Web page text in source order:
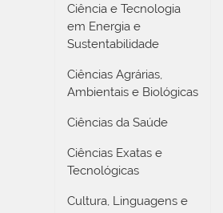
Ciência e Tecnologia
em Energia e
Sustentabilidade
Ciências Agrárias,
Ambientais e Biológicas
Ciências da Saúde
Ciências Exatas e
Tecnológicas
Cultura, Linguagens e